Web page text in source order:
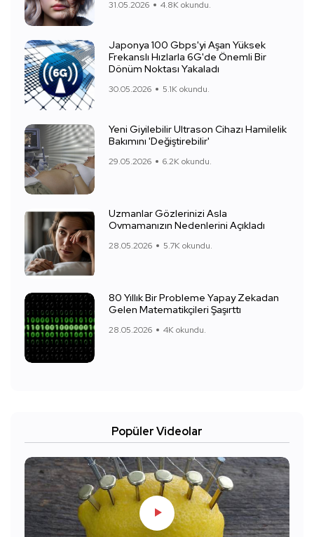
31.05.2026 4.8K okundu.
Japonya 100 Gbps'yi Aşan Yüksek
Frekanslı Hızlarla 6G'de Önemli Bir
Dönüm Noktası Yakaladı
30.05.2026 5.1K okundu.
Yeni Giyilebilir Ultrason Cihazı Hamilelik
Bakımını 'Değiştirebilir'
29.05.2026 6.2K okundu.
Uzmanlar Gözlerinizi Asla
Ovmamanızın Nedenlerini Açıkladı
28.05.2026 5.7K okundu.
80 Yıllık Bir Probleme Yapay Zekadan
Gelen Matematikçileri Şaşırttı
28.05.2026 4K okundu.
Popüler Videolar